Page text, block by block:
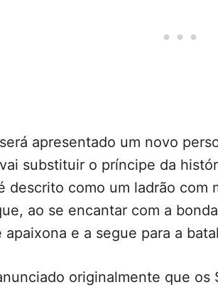
apresentado um novo
substituir o príncipe da
descrito como um ladrão com
ao se encantar com a
apaixona e a segue para a
originalmente que os